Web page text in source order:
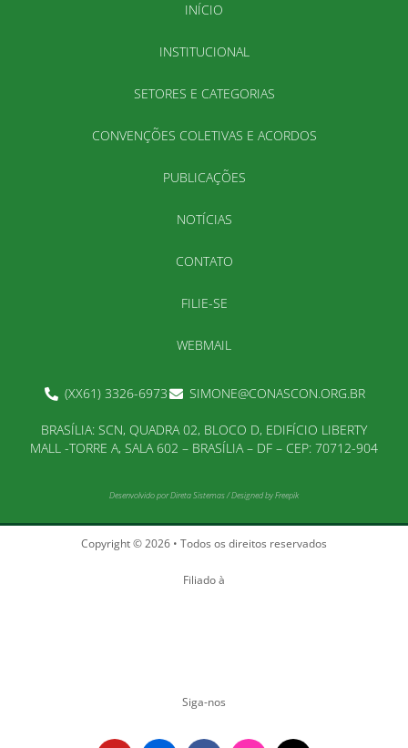
INÍCIO
INSTITUCIONAL
SETORES E CATEGORIAS
CONVENÇÕES COLETIVAS E ACORDOS
PUBLICAÇÕES
NOTÍCIAS
CONTATO
FILIE-SE
WEBMAIL
(XX61) 3326-6973 SIMONE@CONASCON.ORG.BR
BRASÍLIA: SCN, QUADRA 02, BLOCO D, EDIFÍCIO LIBERTY
MALL -TORRE A, SALA 602 – BRASÍLIA – DF – CEP: 70712-904
Desenvolvido porDireta Sistemas/Designed by Freepik
Copyright © 2026 • Todos os direitos reservados
Filiado à
Siga-nos